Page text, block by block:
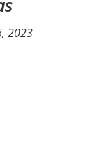
2023